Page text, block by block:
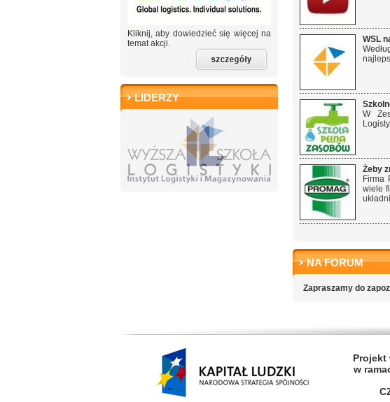
Kliknij, aby dowiedzieć się więcej na
temat akcji.
LIDERZY
WSL
W
Żeby
Firma
wiele
NA FORUM
Zapraszamy do
Projekt
w